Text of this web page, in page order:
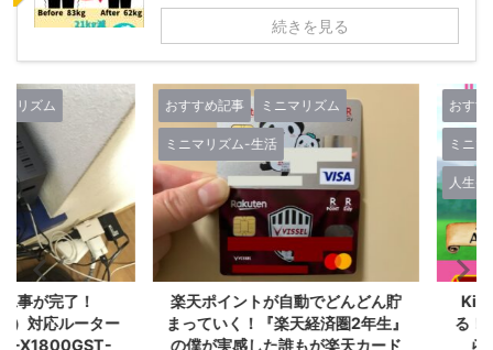
続きを見る
完了！
ルーター
おすすめ記事 ミニマリズム
ミニマリズム-生活
楽天ポイントが自動でどんどん貯
まっていく！『楽天経済圏2年生』
の僕が実感した誰もが楽天カード
おすすめ記事
ミニマリズ
人生-考え方
Kindle本
る！増や
ら『楽